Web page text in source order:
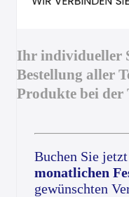
Ihr individueller
Bestellung aller
Produkte bei der
Buchen Sie jetzt
monatlichen
gewünschten